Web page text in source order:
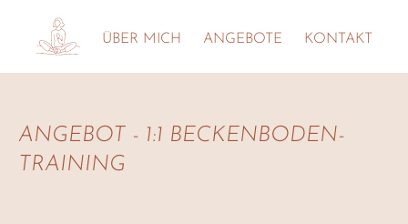
ÜBER MICH ANGEBOTE KONTAKT
ANGEBOT - 1:1 BECKENBODEN-
TRAINING